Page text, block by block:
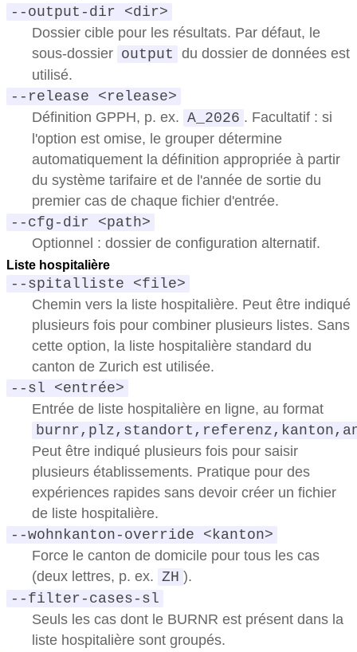
--output-dir <dir>
Dossier cible pour les résultats. Par défaut, le
sous-dossier output du dossier de données est
utilisé.
--release <release>
Définition GPPH, p. ex. A_2026 . Facultatif : si
l'option est omise, le grouper détermine
automatiquement la définition appropriée à partir
du système tarifaire et de l'année de sortie du
premier cas de chaque fichier d'entrée.
--cfg-dir <path>
Optionnel : dossier de configuration alternatif.
Liste hospitalière
--spitalliste <file>
Chemin vers la liste hospitalière. Peut être indiqué
plusieurs fois pour combiner plusieurs listes. Sans
cette option, la liste hospitalière standard du
canton de Zurich est utilisée.
--sl <entrée>
Entrée de liste hospitalière en ligne, au format
Peut être indiqué plusieurs fois pour saisir
plusieurs établissements. Pratique pour des
expériences rapides sans devoir créer un fichier
de liste hospitalière.
--wohnkanton-override <kanton>
Force le canton de domicile pour tous les cas
(deux lettres, p. ex. ZH ).
--filter-cases-sl
Seuls les cas dont le BURNR est présent dans la
liste hospitalière sont groupés.